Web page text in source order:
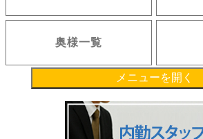
奥様一覧
メニューを開く